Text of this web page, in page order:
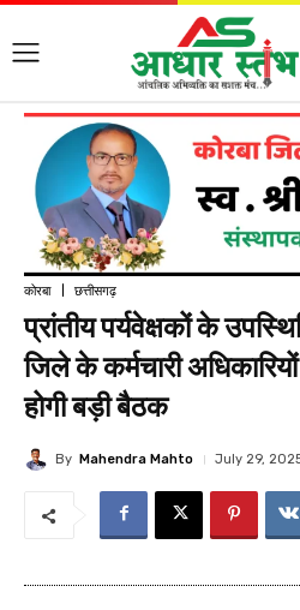
कोरबा छत्तीसगढ़
प्रांतीय पर्यवेक्षकों के
जिले के कर्मचारी
होगी बड़ी बैठक
By Mahendra Mahto July 29,